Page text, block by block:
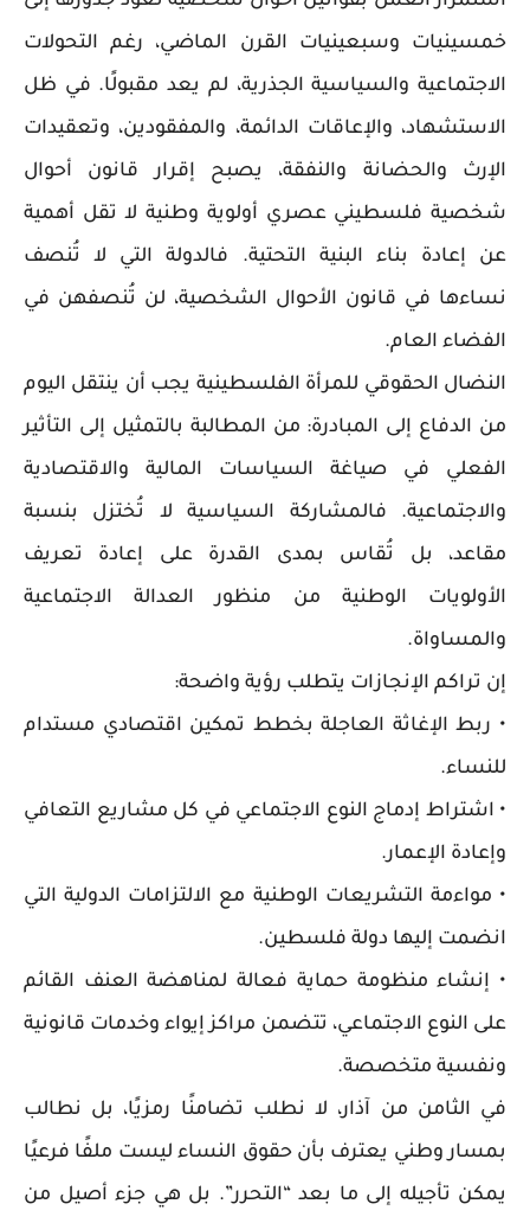
خمسينيات وسبعينيات القرن الماضي، رغم التحولات
الاجتماعية والسياسية الجذرية، لم يعد مقبولًا. في ظل
الاستشهاد، والإعاقات الدائمة، والمفقودين، وتعقيدات
الإرث والحضانة والنفقة، يصبح إقرار قانون أحوال
شخصية فلسطيني عصري أولوية وطنية لا تقل أهمية
عن إعادة بناء البنية التحتية. فالدولة التي لا تُنصف
نساءها في قانون الأحوال الشخصية، لن تُنصفهن في
الفضاء العام.
النضال الحقوقي للمرأة الفلسطينية يجب أن ينتقل اليوم
من الدفاع إلى المبادرة: من المطالبة بالتمثيل إلى التأثير
الفعلي في صياغة السياسات المالية والاقتصادية
والاجتماعية. فالمشاركة السياسية لا تُختزل بنسبة
مقاعد، بل تُقاس بمدى القدرة على إعادة تعريف
الأولويات الوطنية من منظور العدالة الاجتماعية
والمساواة.
إن تراكم الإنجازات يتطلب رؤية واضحة:
• ربط الإغاثة العاجلة بخطط تمكين اقتصادي مستدام
للنساء.
• اشتراط إدماج النوع الاجتماعي في كل مشاريع التعافي
وإعادة الإعمار.
• مواءمة التشريعات الوطنية مع الالتزامات الدولية التي
انضمت إليها دولة فلسطين.
• إنشاء منظومة حماية فعالة لمناهضة العنف القائم
على النوع الاجتماعي، تتضمن مراكز إيواء وخدمات قانونية
ونفسية متخصصة.
في الثامن من آذار، لا نطلب تضامنًا رمزيًا، بل نطالب
بمسار وطني يعترف بأن حقوق النساء ليست ملفًا فرعيًا
يمكن تأجيله إلى ما بعد “التحرر”. بل هي جزء أصيل من